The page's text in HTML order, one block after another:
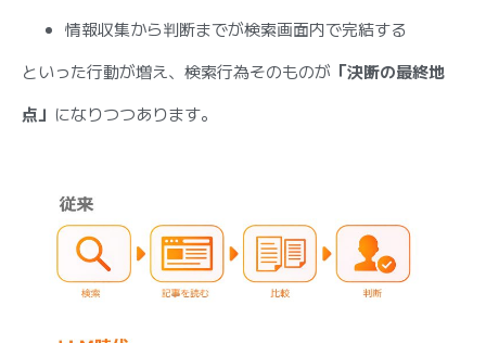
情報収集から判断までが検索画面内で完結する
といった行動が増え、検索行為そのものが 「決断の最終地
点」 になりつつあります。